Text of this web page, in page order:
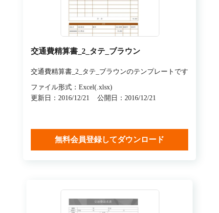
交通費精算書_2_タテ_ブラウン
交通費精算書_2_タテ_ブラウンのテンプレートです
ファイル形式：Excel(.xlsx)
更新日：2016/12/21
公開日：2016/12/21
無料会員登録してダウンロード